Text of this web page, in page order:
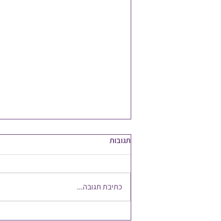
להשקיע במשאב הכי חשוב
תגובות
כתיבת תגובה...